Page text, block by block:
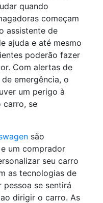
quando
começam
assistente de
ajuda e até mesmo
poderão fazer
Com alertas de
emergência, o
um perigo à
carro, se
são
um comprador
seu carro
as tecnologias de
se sentirá
dirigir o carro. As